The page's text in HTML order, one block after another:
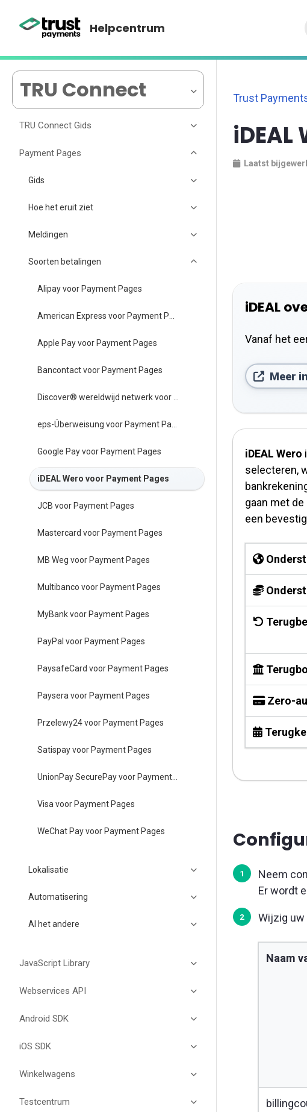
Helpcentrum
TRU Connect
TRU Connect Gids
Payment Pages
Gids
Hoe het eruit ziet
Meldingen
Soorten betalingen
Alipay voor Payment Pages
Apple Pay voor Payment Pages
Bancontact voor Payment Pages
Google Pay voor Payment Pages
iDEAL Wero voor Payment Pages
JCB voor Payment Pages
Mastercard voor Payment Pages
MB Weg voor Payment Pages
Multibanco voor Payment Pages
MyBank voor Payment Pages
PayPal voor Payment Pages
PaysafeCard voor Payment Pages
Paysera voor Payment Pages
Przelewy24 voor Payment Pages
Satispay voor Payment Pages
Visa voor Payment Pages
WeChat Pay voor Payment Pages
Lokalisatie
Automatisering
Al het andere
JavaScript Library
Webservices API
Android SDK
iOS SDK
Winkelwagens
Testcentrum
Trust
Laatst
iDEAL
Vanaf het
Meer
iDEAL Wero
selecteren,
gaan met
een
Zero-
Neem
Er wordt
Wijzig uw
Naam